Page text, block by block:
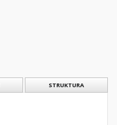
STRUKTURA